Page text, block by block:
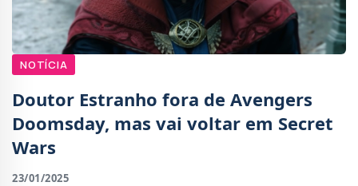
NOTÍCIA
Doutor Estranho fora de Avengers
Doomsday, mas vai voltar em Secret
Wars
23/01/2025